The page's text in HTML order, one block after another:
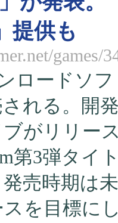
提供も
games/
ロードソ
れる。開
ブがリリー
第3弾タイ
売時期は
を目標に